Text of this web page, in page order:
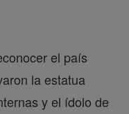
el país
la estatua
y el ídolo de